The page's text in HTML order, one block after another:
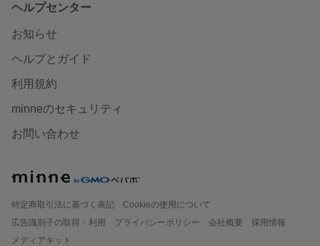
ヘルプセンター
お知らせ
ヘルプとガイド
利用規約
minneのセキュリティ
お問い合わせ
特定商取引法に基づく表記
Cookieの使用について
広告識別子の取得・利用
プライバシーポリシー 会社概要
採用情報
メディアキット